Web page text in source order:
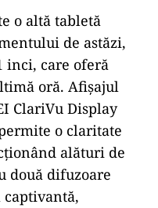
o altă tabletă
de astăzi,
inci, care oferă
oră. Afișajul
ClariVu Display
o claritate
alături de
două difuzoare